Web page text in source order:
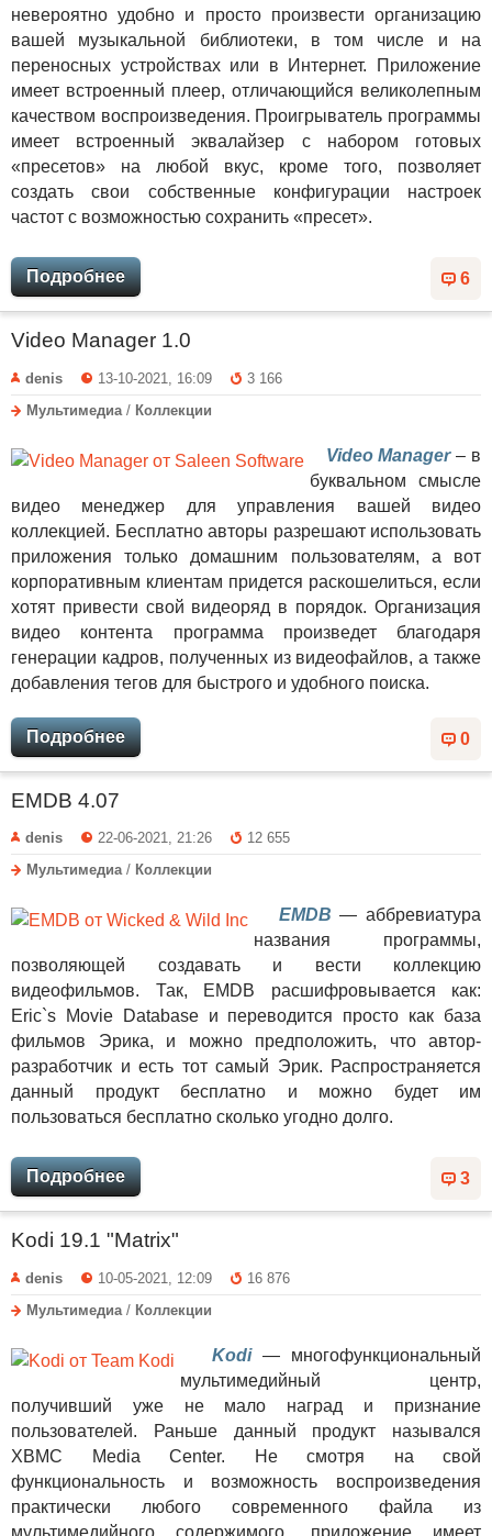
невероятно удобно и просто произвести организацию
вашей музыкальной библиотеки, в том числе и на
переносных устройствах или в Интернет. Приложение
имеет встроенный плеер, отличающийся великолепным
качеством воспроизведения. Проигрыватель программы
имеет встроенный эквалайзер с набором готовых
«пресетов» на любой вкус, кроме того, позволяет
создать свои собственные конфигурации настроек
частот с возможностью сохранить «пресет».
6
Подробнее
Video Manager 1.0
denis 13-10-2021, 16:09
3 166
Мультимедиа / Коллекции
Video Manager– в
буквальном смысле
видео менеджер для управления вашей видео
коллекцией. Бесплатно авторы разрешают использовать
приложения только домашним пользователям, а вот
корпоративным клиентам придется раскошелиться, если
хотят привести свой видеоряд в порядок. Организация
видео контента программа произведет благодаря
генерации кадров, полученных из видеофайлов, а также
добавления тегов для быстрого и удобного поиска.
0
Подробнее
EMDB 4.07
denis 22-06-2021, 21:26
12 655
Мультимедиа/ Коллекции
EMDB — аббревиатура
названия программы,
позволяющей создавать и вести коллекцию
видеофильмов. Так, EMDB расшифровывается как:
Eric`s Movie Database и переводится просто как база
фильмов Эрика, и можно предположить, что автор-
разработчик и есть тот самый Эрик. Распространяется
данный продукт бесплатно и можно будет им
пользоваться бесплатно сколько угодно долго.
3
Подробнее
Kodi 19.1 "Matrix"
denis 10-05-2021, 12:09
16 876
Мультимедиа / Коллекции
Kodi— многофункциональный
мультимедийный центр,
получивший уже не мало наград и признание
пользователей. Раньше данный продукт назывался
XBMC Media Center. Не смотря на свой
функциональность и возможность воспроизведения
практически любого современного файла из
мультимедийного содержимого, приложение имеет